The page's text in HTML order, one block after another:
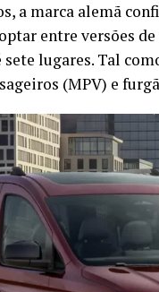
a marca alemã
entre versões
lugares. Tal
(MPV) e